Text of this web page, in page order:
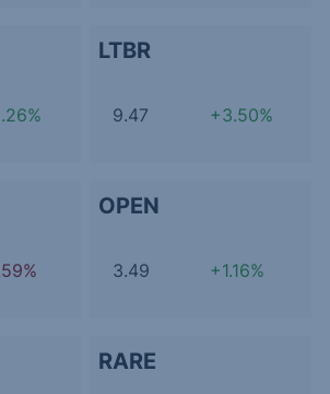
LTBR
9.47 +3.50%
OPEN
3.49 +1.16%
RARE